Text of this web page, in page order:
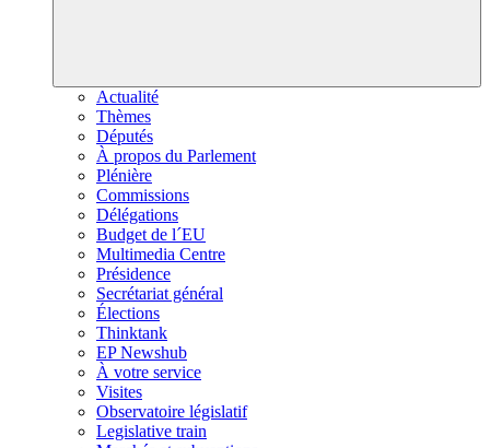
Actualité
Thèmes
Députés
À propos du Parlement
Plénière
Commissions
Délégations
Budget de l´EU
Multimedia Centre
Présidence
Secrétariat général
Élections
Thinktank
EP Newshub
À votre service
Visites
Observatoire législatif
Legislative train